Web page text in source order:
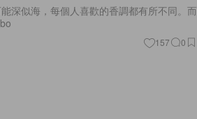
深似海，每個人喜歡的香調都有所不同。而
157 0